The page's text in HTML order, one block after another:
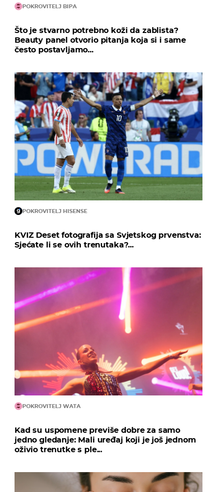
POKROVITELJ BIPA
Što je stvarno potrebno koži da zablista?
Beauty panel otvorio pitanja koja si i same
često postavljamo...
POKROVITELJ HISENSE
KVIZ Deset fotografija sa Svjetskog prvenstva:
Sjećate li se ovih trenutaka?...
POKROVITELJ WATA
Kad su uspomene previše dobre za samo
jedno gledanje: Mali uređaj koji je još jednom
oživio trenutke s ple...